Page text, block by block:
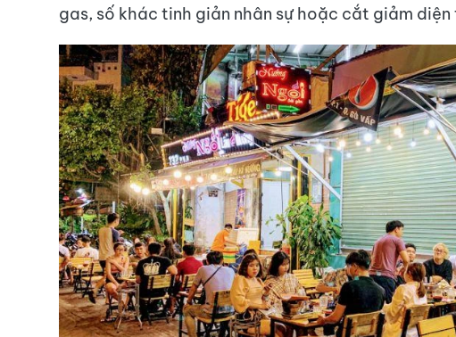
gas, số khác tinh giản nhân sự hoặc cắt giảm